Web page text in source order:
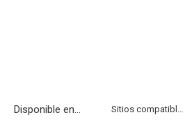
Disponible en...
Sitios compatibles